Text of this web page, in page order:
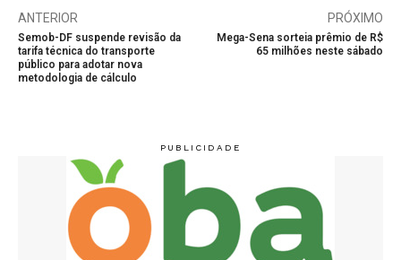
ANTERIOR
Semob-DF suspende revisão da
tarifa técnica do transporte
público para adotar nova
metodologia de cálculo
PRÓXIMO
Mega-Sena sorteia prêmio de R$
65 milhões neste sábado